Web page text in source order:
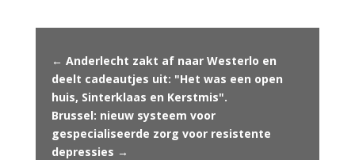
← Anderlecht zakt af naar Westerlo en
deelt cadeautjes uit: "Het was een open
huis, Sinterklaas en Kerstmis".
Brussel: nieuw systeem voor
gespecialiseerde zorg voor resistente
depressies →